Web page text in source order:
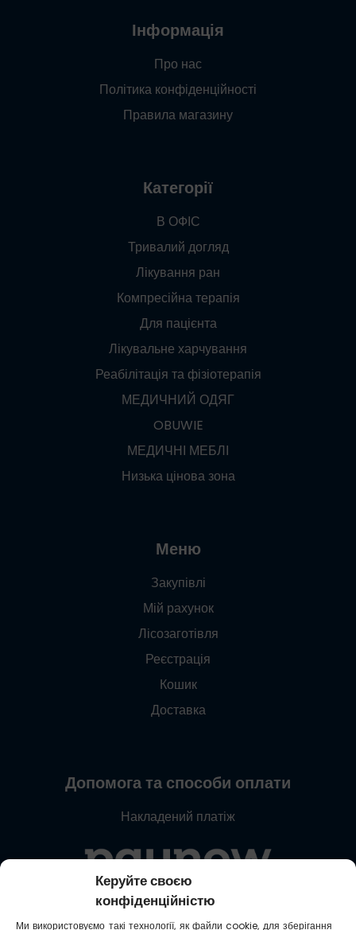
Керуйте своєю
конфіденційністю
Ми використовуємо такі технології, як файли cookie, для зберігання
Інформація
Про нас
Політика конфіденційності
Правила магазину
Категорії
В ОФІС
Тривалий догляд
Лікування ран
Компресійна терапія
Для пацієнта
Лікувальне харчування
Реабілітація та фізіотерапія
МЕДИЧНИЙ ОДЯГ
OBUWIE
МЕДИЧНІ МЕБЛІ
Низька цінова зона
Меню
Закупівлі
Мій рахунок
Лісозаготівля
Реєстрація
Кошик
Доставка
Допомога та способи оплати
Накладений платіж